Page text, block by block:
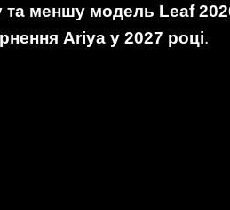
меншу модель Leaf
Ariya у 2027 році.